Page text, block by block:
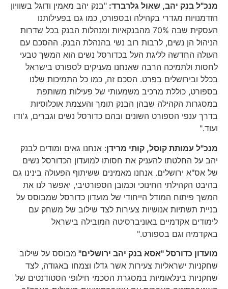
מנכ"ל בנק יהב, שאול גלרברד: "בנק יהב מאמין ודוגל בשוויון
הזדמנויות מגדרי בקהילה ובספורט, כמו גם בפעילותנו
העסקית שבה 70% מהבנקאיות ומנהלות הבנק בכל שדרות
הניהול הן נשים, לרבות רוב נשי בהנהלת הבנק. ההסכם עם
העולה החדשה לליגת העל בכדורסל נשים הוא המשך טבעי
לחסות ולתמיכה הרבה שאנחנו מעניקים לספורט בישראל
בכלל ובירושלים בפרט. הסכם זה, כמו כל התמיכות שלנו
בספורט, כוללת מרכיב משמעותי של פעילות משותפת
במסגרות הקהילה שבהן הבנק תומך והעצמת אוכלוסיות
בדרך ענפי הספורט השונים ובהם כדורסל נשים וגברים, ג'ודו
ועוד."
מנכ"ל עמותת קוסל, קותי מרידן: אנחנו גאים ומודים לבנק
יהב על החלטתו להעניק את חסותו למועדון הכדורסל נשים
של אס"א ירושלים. אנחנו מאמינים ששיתוף הפעולה בינינו גם
בהיבט הקהילתי החינוכי וכמובן הספורטיבי, יאפשר לנו את
המשך פיתוח המודל הייחודי של מועדון כדורסל שמבוסס על
בניית תשתיות אנושיות צעירות לצד שילוב של משחק עם
לימודים אקדמיים באוניברסיטה המובילה בישראל
באקדמיה וגם בספורט."
מועדון כדורסל "אסא בנק יהב ירושלים" מבוסס על שילוב
שחקניות ישראליות צעירות אשר גדלו וצמחו באגודה, לצד
שחקניות בינלאומיות במסגרת הסכמי חילופי הסטודנטים של